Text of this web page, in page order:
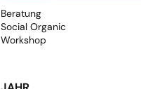
Beratung
Social Organic
Workshop